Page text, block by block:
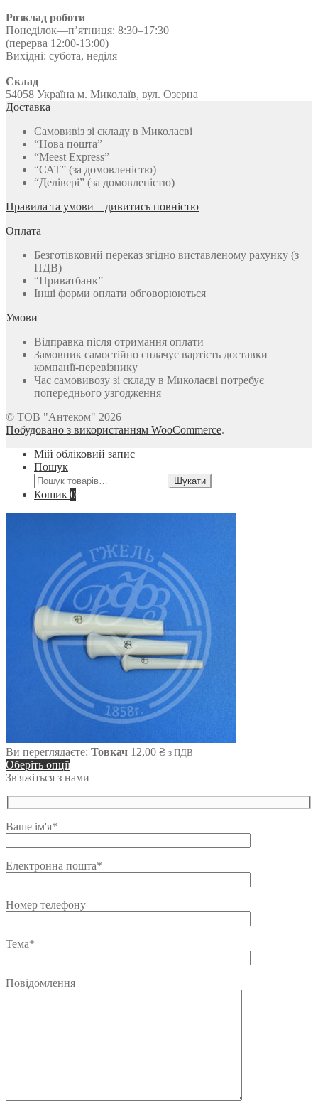
Розклад роботи
Понеділок—п’ятниця: 8:30–17:30
(перерва 12:00-13:00)
Вихідні: субота, неділя
Склад
54058 Україна м. Миколаїв, вул. Озерна
Доставка
Самовивіз зі складу в Миколаєві
“Нова пошта”
“Meest Express”
“САТ” (за домовленістю)
“Делівері” (за домовленістю)
Правила та умови – дивитись повністю
Оплата
Безготівковий переказ згідно виставленому рахунку (з
ПДВ)
“Приватбанк”
Інші форми оплати обговорюються
Умови
Відправка після отримання оплати
Замовник самостійно сплачує вартість доставки
компанії-перевізнику
Час самовивозу зі складу в Миколаєві потребує
попереднього узгодження
© ТОВ "Антеком" 2026
Побудовано з використанням WooCommerce.
Мій обліковий запис
Пошук
Шукати:
Шукати
Кошик 0
Ви переглядаєте: Товкач 12,00 ₴ з ПДВ
Оберіть опції
Зв'яжіться з нами
Ваше ім'я*
Електронна пошта*
Номер телефону
Тема*
Повідомлення